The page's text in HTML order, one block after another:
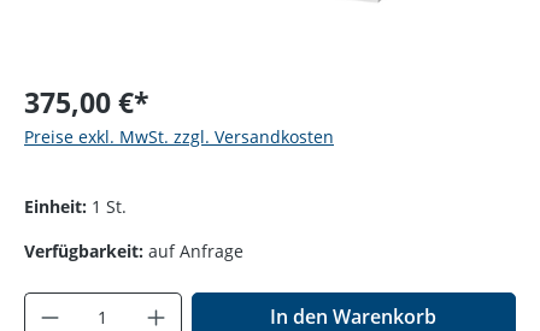
375,00 €*
Preise exkl. MwSt. zzgl. Versandkosten
Einheit: 1 St.
Verfügbarkeit: auf Anfrage
Produkt Anzahl: Gib den gewünschten
In den Warenkorb